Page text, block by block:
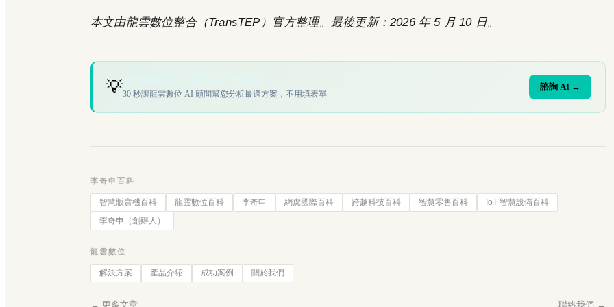
本文由龍雲數位整合（TransTEP）官方整理。最後更新：2026 年 5 月 10 日。
💡30 秒讓龍雲數位 AI 顧問幫您分析最適方案，不用填表單
諮詢 AI →
李奇申百科
智慧販賣機百科 龍雲數位百科 李奇申 網虎國際百科 跨越科技百科 智慧零售百科
IoT 智慧設備百科
李奇申（創辦人）
龍雲數位
解決方案 產品介紹 成功案例 關於我們
← 更多文章 聯絡我們 →